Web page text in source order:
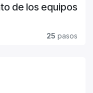
de los equipos
25 pasos